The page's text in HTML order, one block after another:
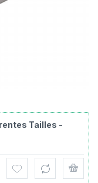
Tailles -